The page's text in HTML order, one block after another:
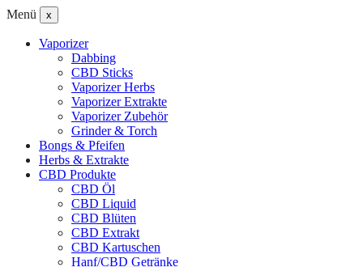
Menü x
Vaporizer
Dabbing
CBD Sticks
Vaporizer Herbs
Vaporizer Extrakte
Vaporizer Zubehör
Grinder & Torch
Bongs & Pfeifen
Herbs & Extrakte
CBD Produkte
CBD Öl
CBD Liquid
CBD Blüten
CBD Extrakt
CBD Kartuschen
Hanf/CBD Getränke